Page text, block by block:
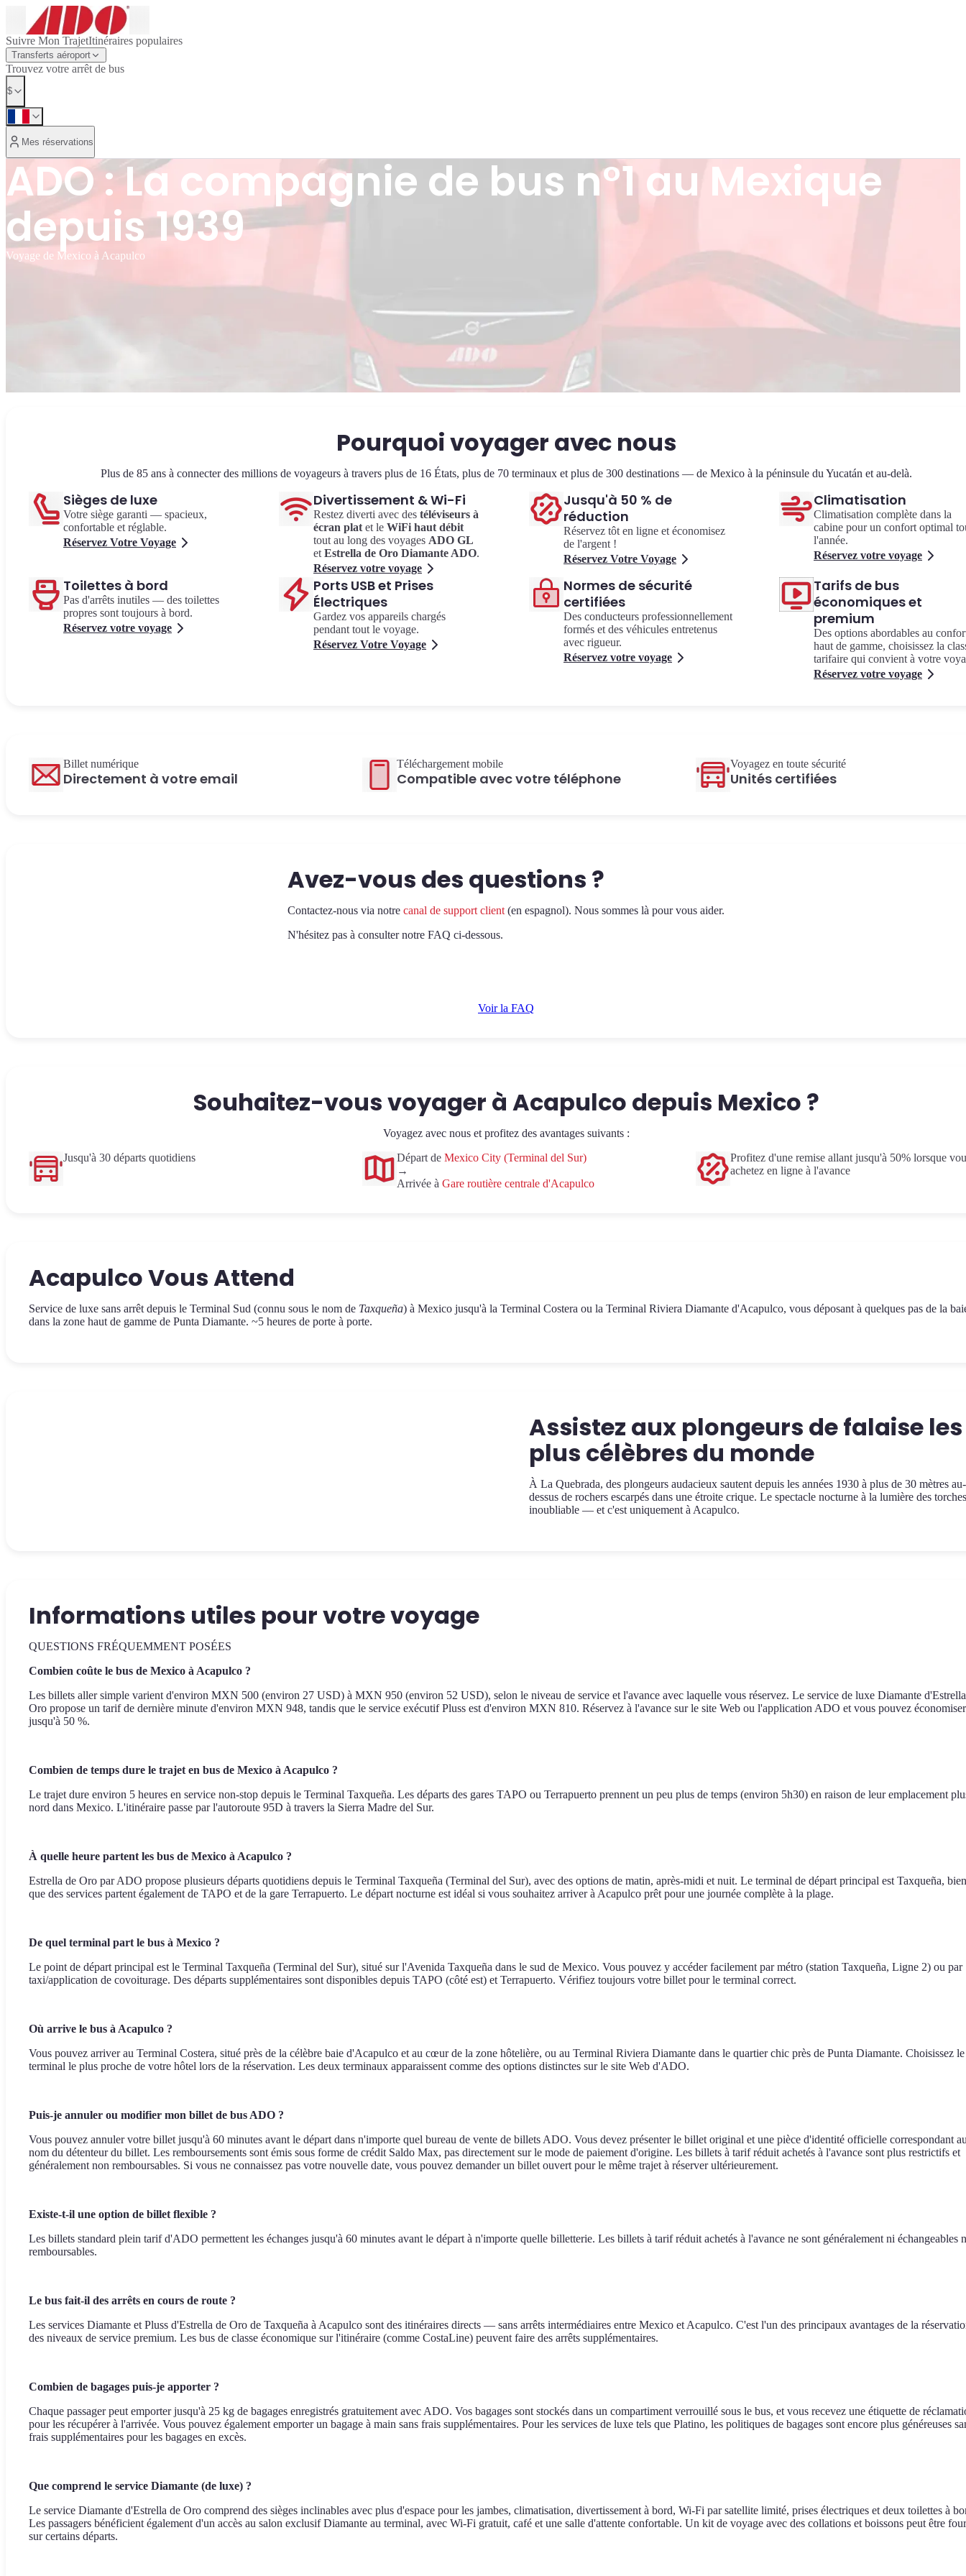
Suivre Mon TrajetItinéraires populaires
Transferts aéroport
Trouvez votre arrêt de bus
$
Mes réservations
ADO : La compagnie de bus n°1 au Mexique
depuis 1939
Voyage de Mexico à Acapulco
Pourquoi voyager avec nous
Plus de 85 ans à connecter des millions de voyageurs à travers plus de 16 États, plus de 70 terminaux et plus de 300 destinations — de Mexico à la péninsule du Yucatán et au-delà.
Sièges de luxe
Votre siège garanti — spacieux,
confortable et réglable.
Réservez Votre Voyage
Divertissement & Wi-Fi
Restez diverti avec des téléviseurs à
écran plat et le WiFi haut débit
tout au long des voyages ADO GL
et Estrella de Oro Diamante ADO.
Réservez votre voyage
Jusqu'à 50 % de
réduction
Réservez tôt en ligne et économisez
de l'argent !
Réservez Votre Voyage
Climatisation
Climatisation complète dans la
cabine pour un confort optimal
l'année.
Réservez votre voyage
Toilettes à bord
Pas d'arrêts inutiles — des toilettes
propres sont toujours à bord.
Réservez votre voyage
Ports USB et Prises
Électriques
Gardez vos appareils chargés
pendant tout le voyage.
Réservez Votre Voyage
Normes de sécurité
certifiées
Des conducteurs professionnellement
formés et des véhicules entretenus
avec rigueur.
Réservez votre voyage
Tarifs de bus
économiques et
premium
Des options abordables au
haut de gamme, choisissez la
tarifaire qui convient à votre
Réservez votre voyage
Billet numérique
Directement à votre email
Téléchargement mobile
Compatible avec votre téléphone
Voyagez en toute sécurité
Unités certifiées
Avez-vous des questions ?
Contactez-nous via notre canal de support client (en espagnol). Nous sommes là pour vous aider.
N'hésitez pas à consulter notre FAQ ci-dessous.
Voir la FAQ
Souhaitez-vous voyager à Acapulco depuis Mexico ?
Voyagez avec nous et profitez des avantages suivants :
Jusqu'à 30 départs quotidiens
Départ de Mexico City (Terminal del Sur)
→
Arrivée à Gare routière centrale d'Acapulco
Profitez d'une remise allant jusqu'à 50% lorsque
achetez en ligne à l'avance
Acapulco Vous Attend
Service de luxe sans arrêt depuis le Terminal Sud (connu sous le nom de Taxqueña) à Mexico jusqu'à la Terminal Costera ou la Terminal Riviera Diamante d'Acapulco, vous déposant à quelques pas de la
dans la zone haut de gamme de Punta Diamante. ~5 heures de porte à porte.
Assistez aux plongeurs de falaise les
plus célèbres du monde
À La Quebrada, des plongeurs audacieux sautent depuis les années 1930 à plus de 30 mètres au-
dessus de rochers escarpés dans une étroite crique. Le spectacle nocturne à la lumière des
inoubliable — et c'est uniquement à Acapulco.
Informations utiles pour votre voyage
QUESTIONS FRÉQUEMMENT POSÉES
Combien coûte le bus de Mexico à Acapulco ?
Les billets aller simple varient d'environ MXN 500 (environ 27 USD) à MXN 950 (environ 52 USD), selon le niveau de service et l'avance avec laquelle vous réservez. Le service de luxe Diamante
Oro propose un tarif de dernière minute d'environ MXN 948, tandis que le service exécutif Pluss est d'environ MXN 810. Réservez à l'avance sur le site Web ou l'application ADO et vous pouvez économiser
jusqu'à 50 %.
Combien de temps dure le trajet en bus de Mexico à Acapulco ?
Le trajet dure environ 5 heures en service non-stop depuis le Terminal Taxqueña. Les départs des gares TAPO ou Terrapuerto prennent un peu plus de temps (environ 5h30) en raison de leur emplacement
nord dans Mexico. L'itinéraire passe par l'autoroute 95D à travers la Sierra Madre del Sur.
À quelle heure partent les bus de Mexico à Acapulco ?
Estrella de Oro par ADO propose plusieurs départs quotidiens depuis le Terminal Taxqueña (Terminal del Sur), avec des options de matin, après-midi et nuit. Le terminal de départ principal est Taxqueña, bien
que des services partent également de TAPO et de la gare Terrapuerto. Le départ nocturne est idéal si vous souhaitez arriver à Acapulco prêt pour une journée complète à la plage.
De quel terminal part le bus à Mexico ?
Le point de départ principal est le Terminal Taxqueña (Terminal del Sur), situé sur l'Avenida Taxqueña dans le sud de Mexico. Vous pouvez y accéder facilement par métro (station Taxqueña, Ligne 2) ou par
taxi/application de covoiturage. Des départs supplémentaires sont disponibles depuis TAPO (côté est) et Terrapuerto. Vérifiez toujours votre billet pour le terminal correct.
Où arrive le bus à Acapulco ?
Vous pouvez arriver au Terminal Costera, situé près de la célèbre baie d'Acapulco et au cœur de la zone hôtelière, ou au Terminal Riviera Diamante dans le quartier chic près de Punta Diamante. Choisissez le
terminal le plus proche de votre hôtel lors de la réservation. Les deux terminaux apparaissent comme des options distinctes sur le site Web d'ADO.
Puis-je annuler ou modifier mon billet de bus ADO ?
Vous pouvez annuler votre billet jusqu'à 60 minutes avant le départ dans n'importe quel bureau de vente de billets ADO. Vous devez présenter le billet original et une pièce d'identité officielle correspondant
nom du détenteur du billet. Les remboursements sont émis sous forme de crédit Saldo Max, pas directement sur le mode de paiement d'origine. Les billets à tarif réduit achetés à l'avance sont plus restrictifs et
généralement non remboursables. Si vous ne connaissez pas votre nouvelle date, vous pouvez demander un billet ouvert pour le même trajet à réserver ultérieurement.
Existe-t-il une option de billet flexible ?
Les billets standard plein tarif d'ADO permettent les échanges jusqu'à 60 minutes avant le départ à n'importe quelle billetterie. Les billets à tarif réduit achetés à l'avance ne sont généralement ni échangeables
remboursables.
Le bus fait-il des arrêts en cours de route ?
Les services Diamante et Pluss d'Estrella de Oro de Taxqueña à Acapulco sont des itinéraires directs — sans arrêts intermédiaires entre Mexico et Acapulco. C'est l'un des principaux avantages de la
des niveaux de service premium. Les bus de classe économique sur l'itinéraire (comme CostaLine) peuvent faire des arrêts supplémentaires.
Combien de bagages puis-je apporter ?
Chaque passager peut emporter jusqu'à 25 kg de bagages enregistrés gratuitement avec ADO. Vos bagages sont stockés dans un compartiment verrouillé sous le bus, et vous recevez une étiquette de
pour les récupérer à l'arrivée. Vous pouvez également emporter un bagage à main sans frais supplémentaires. Pour les services de luxe tels que Platino, les politiques de bagages sont encore plus généreuses
frais supplémentaires pour les bagages en excès.
Que comprend le service Diamante (de luxe) ?
Le service Diamante d'Estrella de Oro comprend des sièges inclinables avec plus d'espace pour les jambes, climatisation, divertissement à bord, Wi-Fi par satellite limité, prises électriques et deux toilettes à
Les passagers bénéficient également d'un accès au salon exclusif Diamante au terminal, avec Wi-Fi gratuit, café et une salle d'attente confortable. Un kit de voyage avec des collations et boissons peut être
sur certains départs.